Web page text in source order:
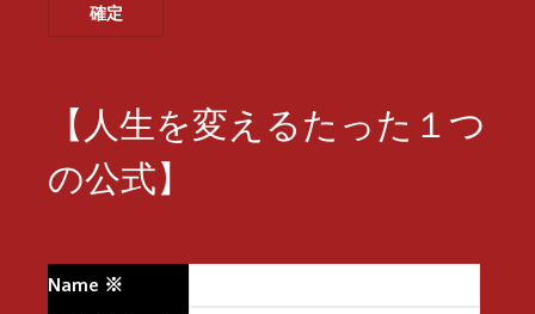
【人生を変えるたった１つ
の公式】
Name ※